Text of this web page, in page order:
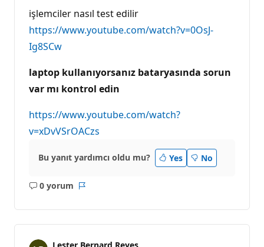
işlemciler nasıl test edilir
https://www.youtube.com/watch?v=0OsJ-
Ig8SCw
laptop kullanıyorsanız bataryasında sorun
var mı kontrol edin
https://www.youtube.com/watch?
v=xDvVSrOACzs
Bu yanıt yardımcı oldu mu? Yes No
0 yorum
Açıklama
Lester Bernard Reyes